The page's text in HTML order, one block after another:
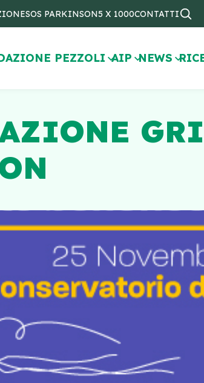
SOS PARKINSON5 X 1000CONTATTI
PEZZOLI AIP NEWS